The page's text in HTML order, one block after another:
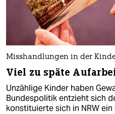
Misshandlungen in der
Viel zu späte
Unzählige Kinder haben
Bundespolitik entzieht sich
konstituierte sich in NRW ein